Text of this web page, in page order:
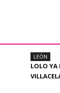
LEÓN
LOLO YA